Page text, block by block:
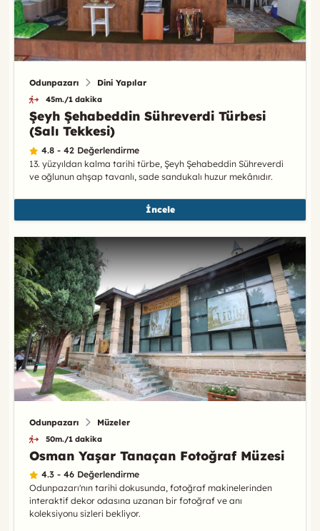
Odunpazarı Dini Yapılar
45m./1 dakika
Şeyh Şehabeddin Sühreverdi Türbesi
(Salı Tekkesi)
4.8 - 42 Değerlendirme
13. yüzyıldan kalma tarihi türbe, Şeyh Şehabeddin Sühreverdi
ve oğlunun ahşap tavanlı, sade sandukalı huzur mekânıdır.
İncele
Odunpazarı Müzeler
50m./1 dakika
Osman Yaşar Tanaçan Fotoğraf Müzesi
4.3 - 46 Değerlendirme
Odunpazarı'nın tarihi dokusunda, fotoğraf makinelerinden
interaktif dekor odasına uzanan bir fotoğraf ve anı
koleksiyonu sizleri bekliyor.